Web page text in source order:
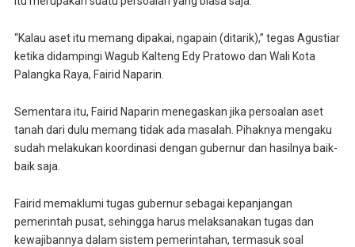
“Kalau aset itu memang dipakai, ngapain (ditarik),” tegas Agustiar
ketika didampingi Wagub Kalteng Edy Pratowo dan Wali Kota
Palangka Raya, Fairid Naparin.
Sementara itu, Fairid Naparin menegaskan jika persoalan aset
tanah dari dulu memang tidak ada masalah. Pihaknya mengaku
sudah melakukan koordinasi dengan gubernur dan hasilnya baik-
baik saja.
Fairid memaklumi tugas gubernur sebagai kepanjangan
pemerintah pusat, sehingga harus melaksanakan tugas dan
kewajibannya dalam sistem pemerintahan, termasuk soal